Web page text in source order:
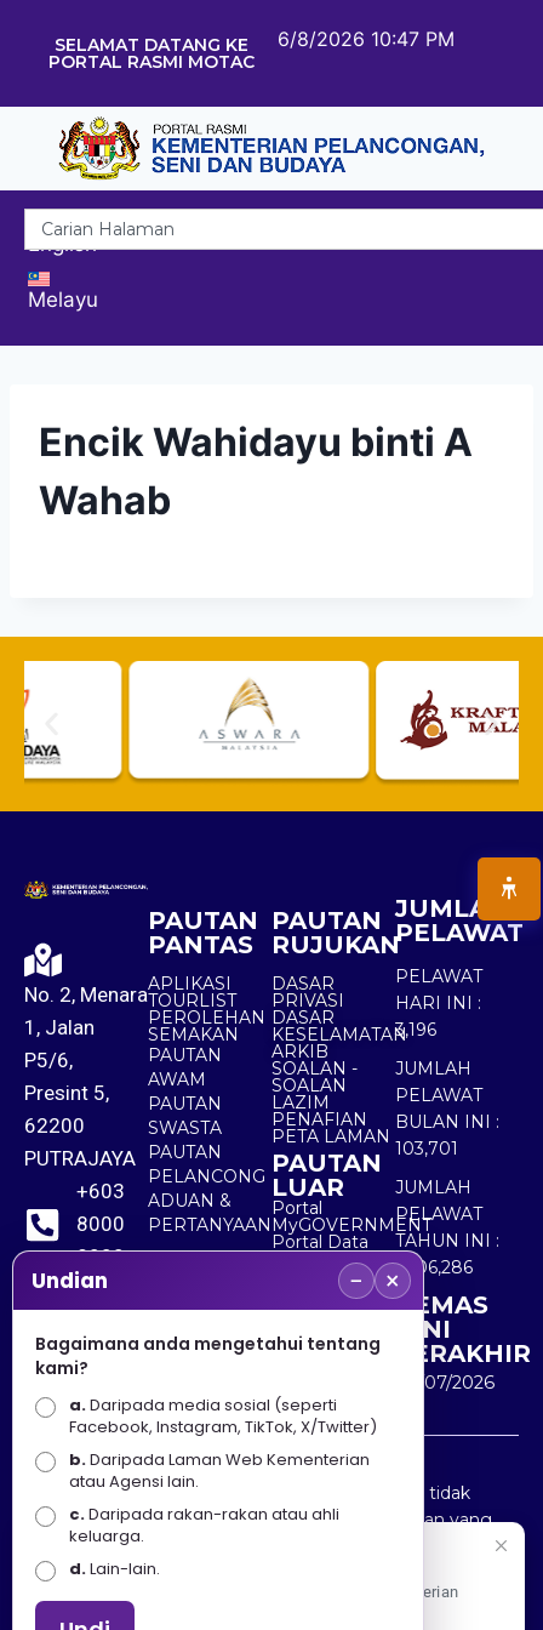
SELAMAT DATANG KE
PORTAL RASMI MOTAC
6/8/2026 10:47 PM
English
Melayu
Encik Wahidayu binti A
Wahab
No. 2, Menara
1, Jalan
P5/6,
Presint 5,
62200
PUTRAJAYA
+603
8000
8000
+603
8891
7100
PAUTAN
PANTAS
APLIKASI
TOURLIST
PEROLEHAN
SEMAKAN
PAUTAN
AWAM
PAUTAN
SWASTA
PAUTAN
PELANCONG
ADUAN &
PERTANYAAN
PAUTAN
RUJUKAN
DASAR
PRIVASI
DASAR
KESELAMATAN
ARKIB
SOALAN -
SOALAN
LAZIM
PENAFIAN
PETA LAMAN
PAUTAN
LUAR
Portal
MyGOVERNMENT
Portal Data
Terbuka
Sektor Awam
JUMLAH
PELAWAT
PELAWAT
HARI INI :
3,196
JUMLAH
PELAWAT
BULAN INI :
103,701
JUMLAH
PELAWAT
TAHUN INI :
5,506,286
KEMAS
KINI
TERAKHIR
30/07/2026
Penafian : Kerajaan Malaysia dan Kementerian
Pelancongan Seni dan Budaya (MOTAC) adalah tidak
bertanggungjawab atas kehilangan atau kerugian yang
disebabkan oleh penggunaan mana-mana maklumat
yang diperolehi dari portal ini.
Undian − ×
Bagaimana anda mengetahui tentang
kami?
a.Daripada media sosial (seperti
Facebook, Instagram, TikTok, X/Twitter)
b.Daripada Laman Web Kementerian
atau Agensi lain.
c.Daripada rakan-rakan atau ahli
keluarga.
d.Lain-lain.
Apa Khabar! Selamat datang ke Portal Rasmi Kementerian
Pelancongan, Seni dan Budaya